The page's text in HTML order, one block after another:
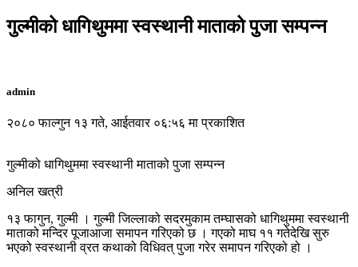
गुल्मीको धागिथुममा स्वस्थानी माताको पुजा सम्पन्न
admin
२०८० फाल्गुन १३ गते, आईतवार ०६:५६ मा प्रकाशित
गुल्मीको धागिथुममा स्वस्थानी माताको पुजा सम्पन्न
अनिल खत्री
१३ फागुन, गुल्मी । गुल्मी जिल्लाको सदरमुकाम तम्घासको धागिथुममा स्वस्थानी
माताको मन्दिर पूजाआजा समापन गरिएको छ । गएको माघ ११ गतेदेखि सुरु
भएको स्वस्थानी व्रत कथाको विधिवत् पुजा गरेर समापन गरिएको हो ।